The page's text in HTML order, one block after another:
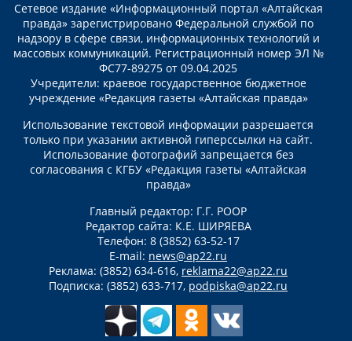
Сетевое издание «Информационный портал «Алтайская
правда» зарегистрировано Федеральной службой по
надзору в сфере связи, информационных технологий и
массовых коммуникаций. Регистрационный номер ЭЛ №
ФС77-89275 от 09.04.2025
Учредители: краевое государственное бюджетное
учреждение «Редакция газеты «Алтайская правда»
Использование текстовой информации разрешается
только при указании активной гиперссылки на сайт.
Использование фотографий запрещается без
согласования с КГБУ «Редакция газеты «Алтайская
правда»
Главный редактор: Г.Г. РООР
Редактор сайта: К.Е. ШИРЯЕВА
Телефон: 8 (3852) 63-52-17
E-mail: news@ap22.ru
Реклама: (3852) 634-616, reklama22@ap22.ru
Подписка: (3852) 633-717, podpiska@ap22.ru